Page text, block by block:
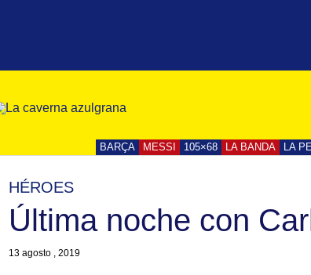
BARÇA MESSI 105×68 LA BANDA LA
HÉROES
Última noche con
13 agosto , 2019